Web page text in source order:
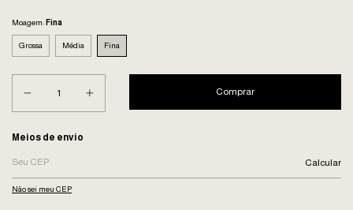
Moagem: Fina
Grossa Média Fina
Entregas para o CEP:
Meios de envio
Calcular
Não sei meu CEP